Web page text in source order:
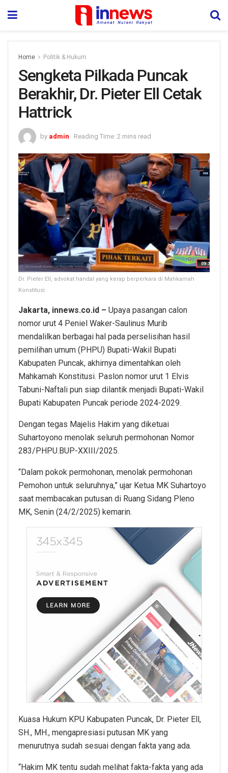
Home Politik & Hukum
Sengketa Pilkada Puncak
Berakhir, Dr. Pieter Ell Cetak
Hattrick
by admin Reading Time: 2 mins read
Dr. Pieter Ell, advokat handal yang kerap berperkara di Mahkamah
Konstitusi
Jakarta, innews.co.id – Upaya pasangan calon
nomor urut 4 Peniel Waker-Saulinus Murib
mendalilkan berbagai hal pada perselisihan hasil
pemilihan umum (PHPU) Bupati-Wakil Bupati
Kabupaten Puncak, akhirnya dimentahkan oleh
Mahkamah Konstitusi. Paslon nomor urut 1 Elvis
Tabuni-Naftali pun siap dilantik menjadi Bupati-Wakil
Bupati Kabupaten Puncak periode 2024-2029.
Dengan tegas Majelis Hakim yang diketuai
Suhartoyono menolak seluruh permohonan Nomor
283/PHPU.BUP-XXIII/2025.
“Dalam pokok permohonan, menolak permohonan
Pemohon untuk seluruhnya,” ujar Ketua MK Suhartoyo
saat membacakan putusan di Ruang Sidang Pleno
MK, Senin (24/2/2025) kemarin.
Kuasa Hukum KPU Kabupaten Puncak, Dr. Pieter Ell,
SH., MH., mengapresiasi putusan MK yang
menurutnya sudah sesuai dengan fakta yang ada.
“Hakim MK tentu sudah melihat fakta-fakta yang ada